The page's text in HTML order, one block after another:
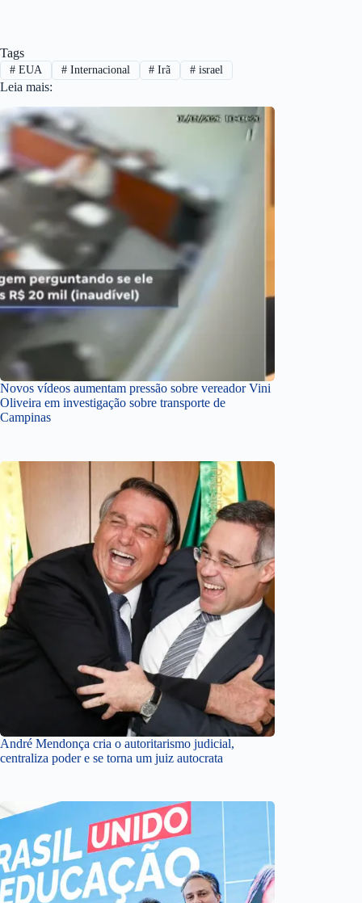
Tags
#EUA #Internacional # Irã # israel
Leia mais:
Novos vídeos aumentam pressão sobre vereador Vini
Oliveira em investigação sobre transporte de
Campinas
André Mendonça cria o autoritarismo judicial,
centraliza poder e se torna um juiz autocrata